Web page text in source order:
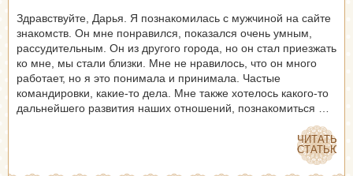
Здравствуйте, Дарья. Я познакомилась с мужчиной на сайте
знакомств. Он мне понравился, показался очень умным,
рассудительным. Он из другого города, но он стал приезжать
ко мне, мы стали близки. Мне не нравилось, что он много
работает, но я это понимала и принимала. Частые
командировки, какие-то дела. Мне также хотелось какого-то
дальнейшего развития наших отношений, познакомиться …
ЧИТАТЬ
СТАТЬЮ
ЧИТАТЬ
СТАТЬЮ